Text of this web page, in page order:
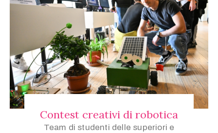
Contest creativi di robotica
Team di studenti delle superiori e